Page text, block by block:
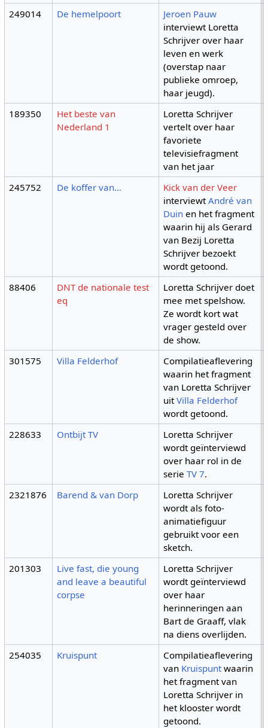
249014 De hemelpoort
Jeroen Pauw
interviewt Loretta
Schrijver over haar
leven en werk
(overstap naar
publieke omroep,
haar jeugd).
189350
Het beste van
Nederland 1
Loretta Schrijver
vertelt over haar
favoriete
televisiefragment
van het jaar
245752 De koffer van…
Kick van der Veer
interviewtAndré van
Duin en het fragment
waarin hij als Gerard
van Bezij Loretta
Schrijver bezoekt
wordt getoond.
88406
DNT de nationale test
eq
Loretta Schrijver doet
mee met spelshow.
Ze wordt kort wat
vrager gesteld over
de show.
301575 Villa Felderhof
Compilatieaflevering
waarin het fragment
van Loretta Schrijver
uitVilla Felderhof
wordt getoond.
228633 Ontbijt TV
Loretta Schrijver
wordt geïnterviewd
over haar rol in de
serieTV 7.
2321876 Barend & van Dorp
Loretta Schrijver
wordt als foto-
animatiefiguur
gebruikt voor een
sketch.
201303
Live fast, die young
and leave a beautiful
corpse
Loretta Schrijver
wordt geïnterviewd
over haar
herinneringen aan
Bart de Graaff, vlak
na diens overlijden.
254035 Kruispunt
Compilatieaflevering
van Kruispuntwaarin
het fragment van
Loretta Schrijver in
het klooster wordt
getoond.